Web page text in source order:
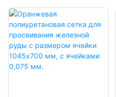
Просеивания.
высокочастотных вибрационных
грохотов, в основном для
просеивания мелкозернистых
металлических песков, таких как:
кварцевый песок, золотой песок,
песок для обогащения угля и т. д.